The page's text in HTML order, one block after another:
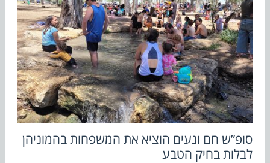
סופ”ש חם ונעים הוציא את המשפחות בהמוניהן
לבלות בחיק הטבע